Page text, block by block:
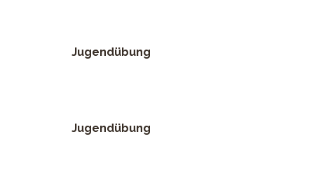
Jugendübung
Jugendübung